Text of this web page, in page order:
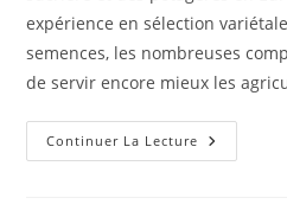
expérience en sélection
semences, les nombreuses
de servir encore mieux les
Continuer La Lecture